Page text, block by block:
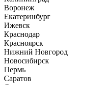
Воронеж
Екатеринбург
Ижевск
Краснодар
Красноярск
Нижний Новгород
Новосибирск
Пермь
Саратов